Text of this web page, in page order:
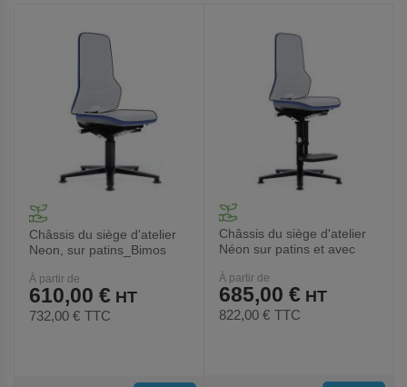
FAVORIS
Châssis du siège d'atelier
Neon, sur patins_Bimos
À partir de
610,00 €
732,00 € TTC
Châssis du siège d'atelier
Néon sur patins et avec
À partir de
685,00 €
822,00 € TTC